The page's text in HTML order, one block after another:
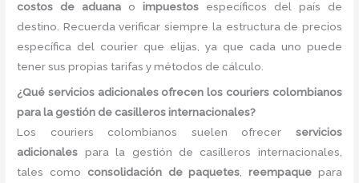
costos de aduana oimpuestos específicos del país de
destino. Recuerda verificar siempre la estructura de precios
específica del courier que elijas, ya que cada uno puede
tener sus propias tarifas y métodos de cálculo.
¿Qué servicios adicionales ofrecen los couriers colombianos
para la gestión de casilleros internacionales?
Los couriers colombianos suelen ofrecer servicios
adicionales para la gestión de casilleros internacionales,
tales como consolidación de paquetes ,reempaque para